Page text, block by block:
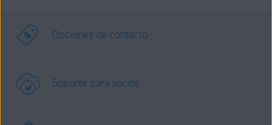
Opciones de contacto
Soporte para socios